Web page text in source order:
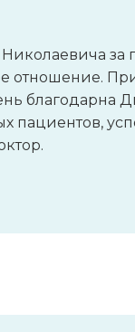
за
отношение.
благодарна
пациентов,